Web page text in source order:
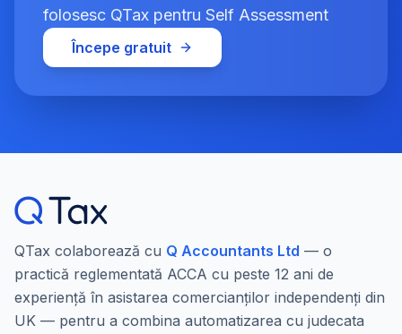
folosesc QTax pentru Self Assessment
Începe gratuit
QTax colaborează cu Q Accountants Ltd — o
practică reglementată ACCA cu peste 12 ani de
experiență în asistarea comercianților independenți din
UK — pentru a combina automatizarea cu judecata